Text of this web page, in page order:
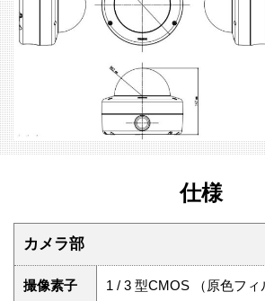
仕様
カメラ部
撮像素子 1 / 3 型CMOS （原色フィ